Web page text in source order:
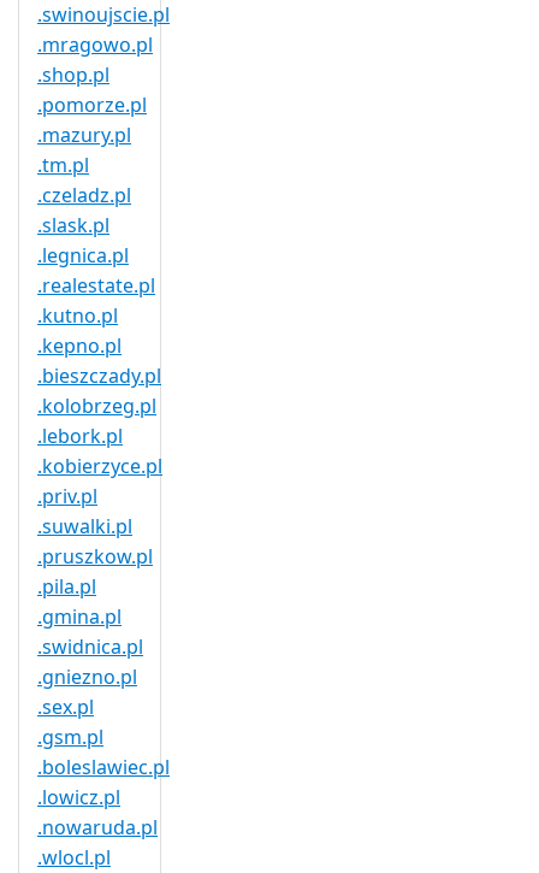
.swinoujscie.pl
.mragowo.pl
.shop.pl
.pomorze.pl
.mazury.pl
.tm.pl
.czeladz.pl
.slask.pl
.legnica.pl
.realestate.pl
.kutno.pl
.kepno.pl
.bieszczady.pl
.kolobrzeg.pl
.lebork.pl
.kobierzyce.pl
.priv.pl
.suwalki.pl
.pruszkow.pl
.pila.pl
.gmina.pl
.swidnica.pl
.gniezno.pl
.sex.pl
.gsm.pl
.boleslawiec.pl
.lowicz.pl
.nowaruda.pl
.wlocl.pl